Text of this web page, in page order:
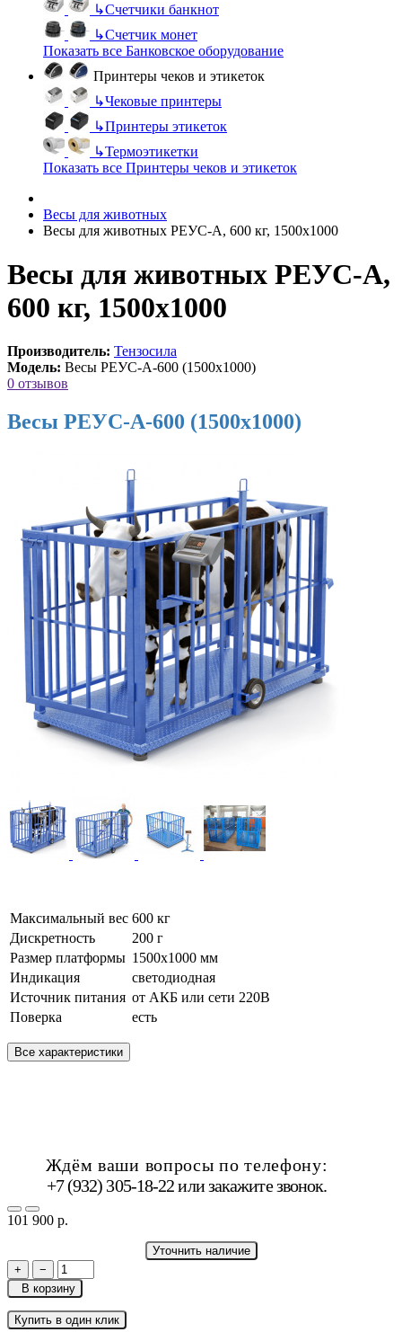
↳Счетчики банкнот
↳Счетчик монет
Показать все Банковское оборудование
Принтеры чеков и этикеток
↳Чековые принтеры
↳Принтеры этикеток
↳Термоэтикетки
Показать все Принтеры чеков и этикеток
Весы для животных
Весы для животных РЕУС-А, 600 кг, 1500х1000
Весы для животных РЕУС-А,
600 кг, 1500х1000
Производитель: Тензосила
Модель: Весы РЕУС-А-600 (1500х1000)
0 отзывов
Весы РЕУС-А-600 (1500х1000)
Максимальный вес 600 кг
Дискретность
200 г
Размер платформы 1500х1000 мм
Индикация
светодиодная
Источник питания от АКБ или сети 220В
Поверка
есть
Все характеристики
Ждём ваши вопросы по телефону:
+7 (932) 305-18-22 илизакажите звонок.
101 900 р.
Уточнить наличие
+
−
В корзину
Купить в один клик